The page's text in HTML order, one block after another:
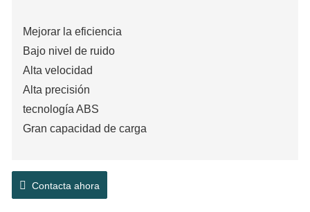
Mejorar la eficiencia
Bajo nivel de ruido
Alta velocidad
Alta precisión
tecnología ABS
Gran capacidad de carga
Contacta ahora